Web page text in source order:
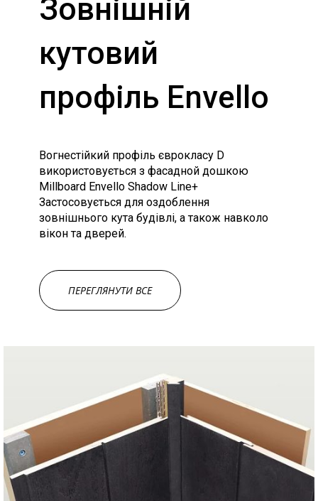
Зовнішній
кутовий
профіль Envello
Вогнестійкий профіль єврокласу D
використовується з фасадной дошкою
Millboard Envello Shadow Line+
Застосовується для оздоблення
зовнішнього кута будівлі, а також навколо
вікон та дверей.
ПЕРЕГЛЯНУТИ ВСЕ